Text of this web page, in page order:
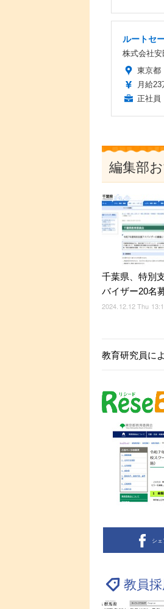
ルートセ
株式会社
東京都
月給
正社員
編集部
千葉県、特別
バイザー20名
2024.12.12 Thu
教育研究員に
シェ
教員採